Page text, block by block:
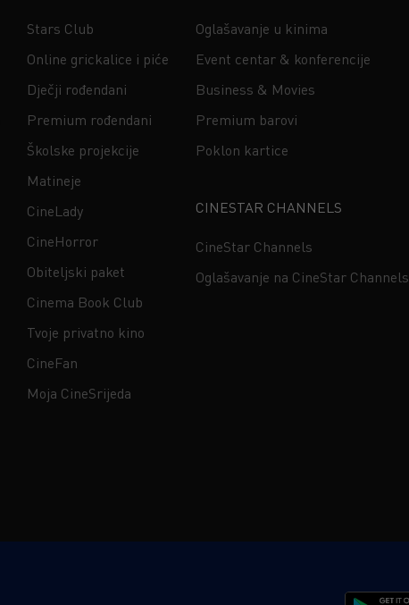
Stars Club
Online grickalice i piće
Dječji rođendani
Premium rođendani
Školske projekcije
Matineje
CineLady
CineHorror
Obiteljski paket
Cinema Book Club
Tvoje privatno kino
CineFan
Moja CineSrijeda
Oglašavanje u kinima
Event centar & konferencije
Business & Movies
Premium barovi
Poklon kartice
CINESTAR CHANNELS
CineStar Channels
Oglašavanje na CineStar Channels